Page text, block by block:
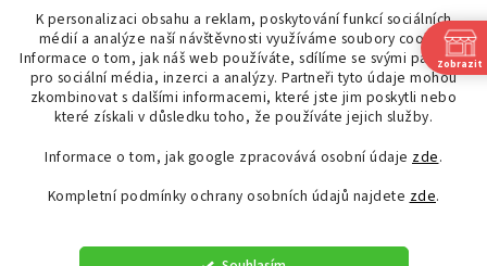
K personalizaci obsahu a reklam, poskytování funkcí sociálních
médií a analýze naší návštěvnosti využíváme soubory cookie.
Informace o tom, jak náš web používáte, sdílíme se svými partnery
pro sociální média, inzerci a analýzy. Partneři tyto údaje mohou
zkombinovat s dalšími informacemi, které jste jim poskytli nebo
které získali v důsledku toho, že používáte jejich služby.
Informace o tom, jak google zpracovává osobní údaje zde.
Kompletní podmínky ochrany osobních údajů najdete zde.
OUTLET až -75%
OBKLADY A DLAŽBY
KOUPELNY
OSVĚTLENÍ
Zobrazit